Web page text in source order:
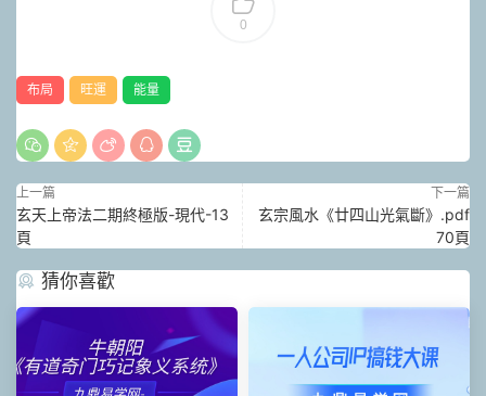
0
布局 旺運 能量
上一篇
玄天上帝法二期終極版-現代-13
頁
下一篇
玄宗風水《廿四山光氣斷》.pdf
70頁
猜你喜歡